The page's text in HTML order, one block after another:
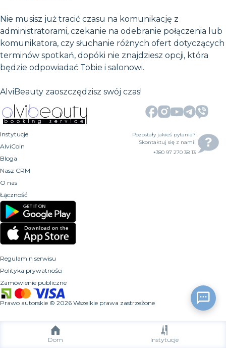
Dom Instytucje
Nie musisz już tracić czasu na komunikację z
administratorami, czekanie na odebranie połączenia lub
komunikatora, czy słuchanie różnych ofert dotyczących
terminów spotkań, dopóki nie znajdziesz opcji, która
będzie odpowiadać Tobie i salonowi.
AlviBeauty zaoszczędzisz swój czas!
Instytucje
AlviCoin
Bloga
Nasz CRM
O nas
Łączność
Pozostały jakieś pytania?
Skontaktuj się z nami!
+380 97 270 38 13
Regulamin serwisu
Polityka prywatności
Zamówienie publiczne
Prawo autorskie © 2026 Wszelkie prawa zastrzeżone